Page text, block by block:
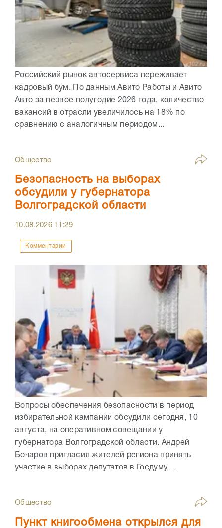
Российский рынок автосервиса переживает
кадровый бум. По данным Авито Работы и Авито
Авто за первое полугодие 2026 года, количество
вакансий в отрасли увеличилось на 18% по
сравнению с аналогичным периодом...
Общество
Безопасность на выборах
обсудили у губернатора
Волгоградской области
10.08.2026 11:29
Комментарии
Вопросы обеспечения безопасности в период
избирательной кампании обсудили сегодня, 10
августа, на оперативном совещании у
губернатора Волгоградской области. Андрей
Бочаров пригласил жителей региона принять
участие в выборах депутатов в Госдуму,...
Общество
Пункт книгообмена открылся для